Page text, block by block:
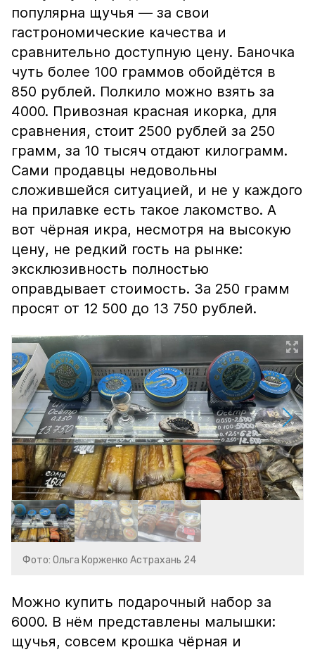
популярна щучья — за свои
гастрономические качества и
сравнительно доступную цену. Баночка
чуть более 100 граммов обойдётся в
850 рублей. Полкило можно взять за
4000. Привозная красная икорка, для
сравнения, стоит 2500 рублей за 250
грамм, за 10 тысяч отдают килограмм.
Сами продавцы недовольны
сложившейся ситуацией, и не у каждого
на прилавке есть такое лакомство. А
вот чёрная икра, несмотря на высокую
цену, не редкий гость на рынке:
эксклюзивность полностью
оправдывает стоимость. За 250 грамм
просят от 12 500 до 13 750 рублей.
Фото: Ольга Корженко Астрахань 24
Можно купить подарочный набор за
6000. В нём представлены малышки:
щучья, совсем крошка чёрная и